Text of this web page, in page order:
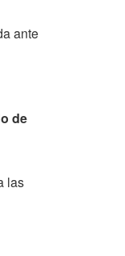
ante
de
las